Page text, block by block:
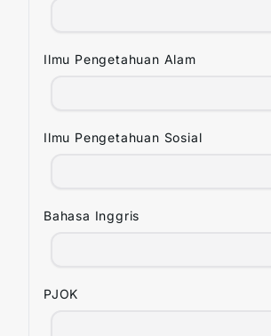
Ilmu Pengetahuan Alam
Ilmu Pengetahuan Sosial
Bahasa Inggris
PJOK